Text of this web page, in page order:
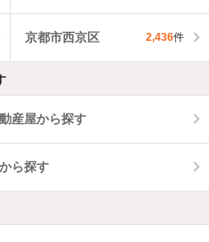
京都市西京区 2,436件
産屋から探す
ら探す